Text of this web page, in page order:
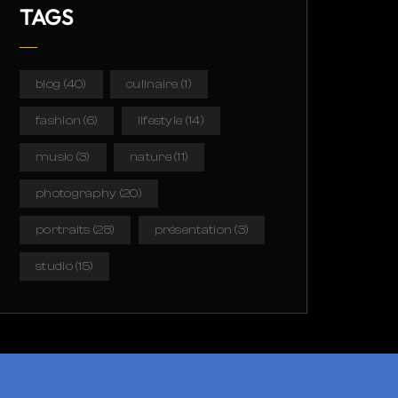
TAGS
blog (40) culinaire (1)
fashion (6) lifestyle (14)
music (3) nature(11)
photography (20)
portraits (28) présentation (3)
studio(15)